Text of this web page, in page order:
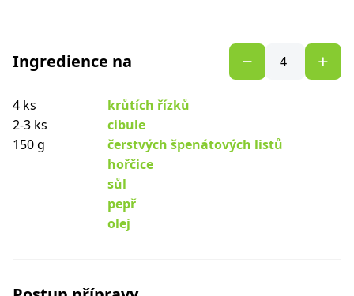
Ingredience na
4 ks
krůtích řízků
2-3 ks
cibule
150 g
čerstvých špenátových listů
hořčice
sůl
pepř
olej